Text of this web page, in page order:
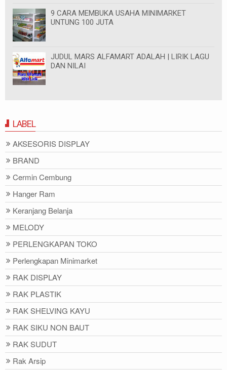
9 CARA MEMBUKA USAHA MINIMARKET
UNTUNG 100 JUTA
JUDUL MARS ALFAMART ADALAH | LIRIK LAGU
DAN NILAI
LABEL
AKSESORIS DISPLAY
BRAND
Cermin Cembung
Hanger Ram
Keranjang Belanja
MELODY
PERLENGKAPAN TOKO
Perlengkapan Minimarket
RAK DISPLAY
RAK PLASTIK
RAK SHELVING KAYU
RAK SIKU NON BAUT
RAK SUDUT
Rak Arsip